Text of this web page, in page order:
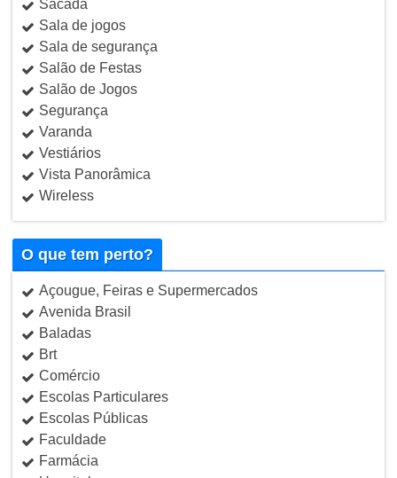
Sacada
Sala de jogos
Sala de segurança
Salão de Festas
Salão de Jogos
Segurança
Varanda
Vestiários
Vista Panorâmica
Wireless
O que tem perto?
Açougue, Feiras e Supermercados
Avenida Brasil
Baladas
Brt
Comércio
Escolas Particulares
Escolas Públicas
Faculdade
Farmácia